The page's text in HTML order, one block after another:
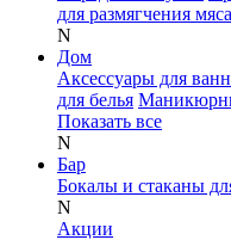
для размягчения мяса
N
Дом
Аксессуары для
для белья
Показать все
N
Бар
Бокалы и стаканы
N
Акции